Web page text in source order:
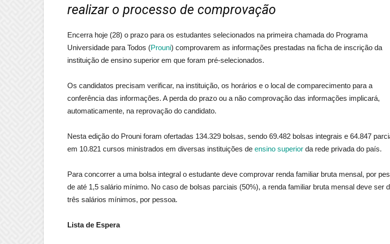
realizar o processo de comprovação
Encerra hoje (28) o prazo para os estudantes selecionados na primeira chamada do Programa
Universidade para Todos (Prouni) comprovarem as informações prestadas na ficha de inscrição da
instituição de ensino superior em que foram pré-selecionados.
Os candidatos precisam verificar, na instituição, os horários e o local de comparecimento para a
conferência das informações. A perda do prazo ou a não comprovação das informações implicará,
automaticamente, na reprovação do candidato.
Nesta edição do Prouni foram ofertadas 134.329 bolsas, sendo 69.482 bolsas integrais e 64.847
em 10.821 cursos ministrados em diversas instituições de ensino superior da rede privada do país.
Para concorrer a uma bolsa integral o estudante deve comprovar renda familiar bruta mensal, por
de até 1,5 salário mínimo. No caso de bolsas parciais (50%), a renda familiar bruta mensal deve ser
três salários mínimos, por pessoa.
Lista de Espera